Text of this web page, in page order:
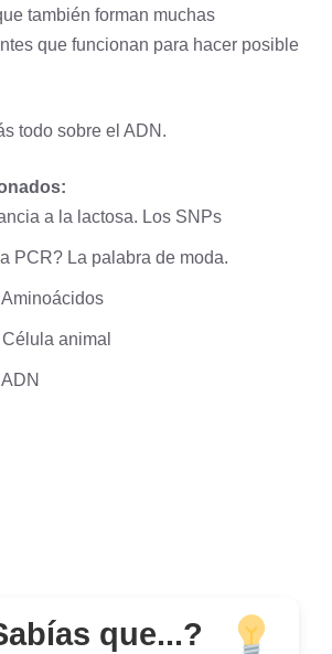
también forman muchas
que funcionan para hacer posible
todo sobre el ADN .
a la lactosa. Los SNPs
PCR? La palabra de moda.
animal
que...?